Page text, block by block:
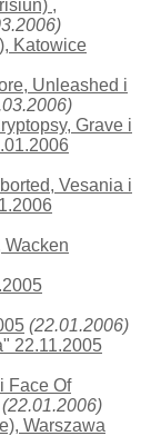
,
Katowice
Unleashed i
Grave i
Vesania i
Wacken
(22.01.2006)
22.11.2005
Face Of
(22.01.2006)
Warszawa